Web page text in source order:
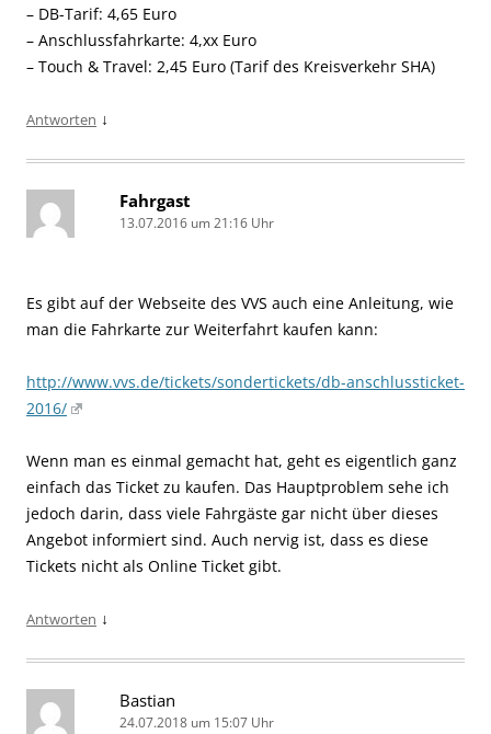
– DB-Tarif: 4,65 Euro
– Anschlussfahrkarte: 4,xx Euro
– Touch & Travel: 2,45 Euro (Tarif des Kreisverkehr SHA)
Antworten ↓
Fahrgast
13.07.2016 um 21:16 Uhr
Es gibt auf der Webseite des VVS auch eine Anleitung, wie
man die Fahrkarte zur Weiterfahrt kaufen kann:
http://www.vvs.de/tickets/sondertickets/db-anschlussticket-
2016/
Wenn man es einmal gemacht hat, geht es eigentlich ganz
einfach das Ticket zu kaufen. Das Hauptproblem sehe ich
jedoch darin, dass viele Fahrgäste gar nicht über dieses
Angebot informiert sind. Auch nervig ist, dass es diese
Tickets nicht als Online Ticket gibt.
Antworten ↓
Bastian
24.07.2018 um 15:07 Uhr